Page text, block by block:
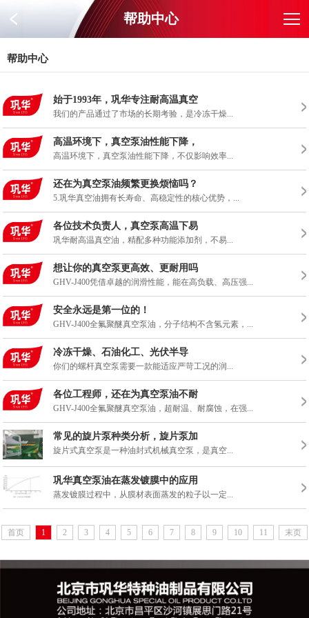
帮助中心
帮助中心
始于1993年，巩华专注耐高温真空
我们的产品通过了市场的长期考验，是冷冻干燥...
高温环境下，真空泵油性能下降，
高温环境下，真空泵油性能下降，不仅影响效率...
还在为真空泵油频繁更换烦恼吗？
5.巩华真空油拥有长寿命、高稳定性的核心优势，...
各位技术负责人，真空泵高温下易
巩华耐高温真空油，精配多种功能添加剂，不易...
想让你的真空泵更高效、更耐用吗
GHV-J400凭借卓越的润滑性能，能在高负载、高压强...
安全永远是第一位的！
GHV-J400全氟聚醚真空泵油，分子结构不含氢元素，...
冷冻干燥、石油化工、光伏半导
你们的螺杆真空泵需要一款能适应严苛工况的润...
各位工程师，还在为真空泵油不耐
GHV-J400全氟聚醚真空泵油，超耐温、耐腐蚀，在强...
常见的旋片泵种类分析，旋片泵加
旋片式真空泵是一种油封式机械真空泵，是真空...
巩华真空泵油在蒸发镀膜中的应用
蒸发镀膜过程中，从膜材表面蒸发的粒子以一定...
首页 1 2 3 4 5 6 7 8 9 10 11 末页